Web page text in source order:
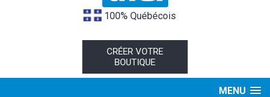
100% Québécois
CRÉER VOTRE
BOUTIQUE
MENU